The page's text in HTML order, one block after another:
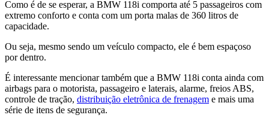
Como é de se esperar, a BMW 118i comporta até 5 passageiros com
extremo conforto e conta com um porta malas de 360 litros de
capacidade.
Ou seja, mesmo sendo um veículo compacto, ele é bem espaçoso
por dentro.
É interessante mencionar também que a BMW 118i conta ainda com
airbags para o motorista, passageiro e laterais, alarme, freios ABS,
controle de tração, distribuição eletrônica de frenagem e mais uma
série de itens de segurança.